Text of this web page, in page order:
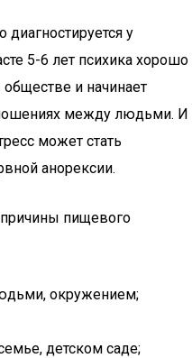
у
5-6 лет психика хорошо
и начинает
между людьми. И
может стать
анорексии.
пищевого
окружением;
детском саде;